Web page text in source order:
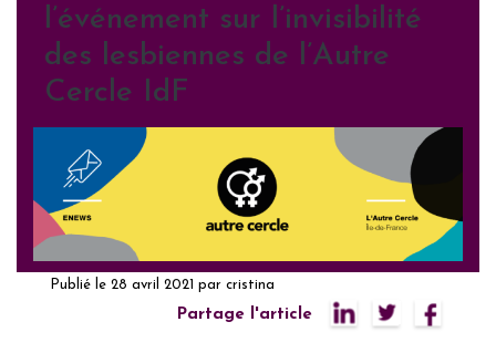
l’événement sur l’invisibilité
des lesbiennes de l’Autre
Cercle IdF
Publié le 28 avril 2021 par cristina
Partage l'article